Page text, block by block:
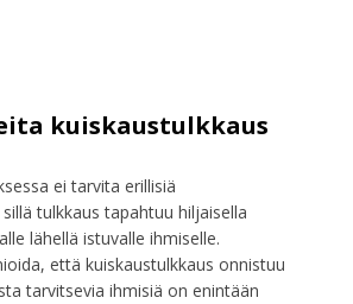
kuiskaustulkkaus
ei tarvita erillisiä
tulkkaus tapahtuu hiljaisella
lähellä istuvalle ihmiselle.
että kuiskaustulkkaus onnistuu
tarvitsevia ihmisiä on enintään